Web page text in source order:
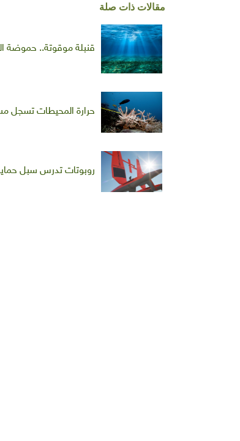
مقالات ذات صلة
قنبلة موقوتة.. حموضة
حرارة المحيطات تسجل
روبوتات تدرس سبل